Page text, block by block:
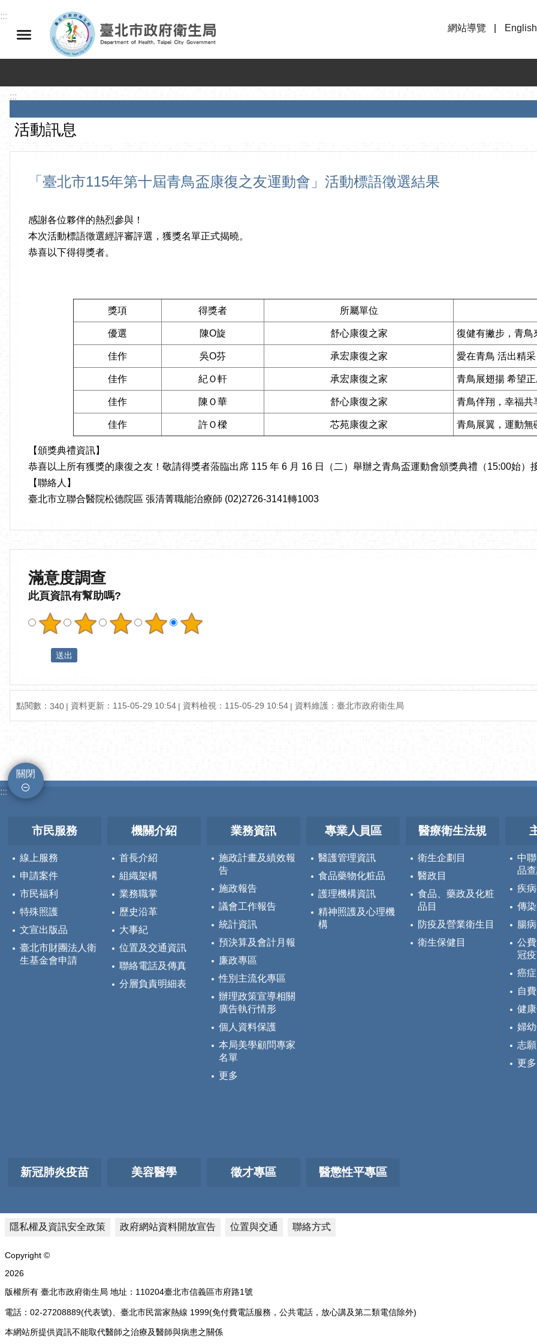
跳到主要內容區塊
:::
網站導覽
English
:::
活動訊息
「臺北市115年第十屆青鳥盃康復之友運動會」活動標語徵選結果
感謝各位夥伴的熱烈參與！
本次活動標語徵選經評審評選，獲獎名單正式揭曉。
恭喜以下得得獎者。
獎項 得獎者 所屬單位
優選 陳O旋 舒心康復之家 復健有撇步，青鳥
佳作 吳O芬 承宏康復之家 愛在青鳥 活出精采
佳作 紀Ｏ軒 承宏康復之家 青鳥展翅揚 希望
佳作 陳Ｏ華 舒心康復之家 青鳥伴翔，幸福
佳作 許Ｏ樑 芯苑康復之家 青鳥展翼，運動無
【頒獎典禮資訊】
恭喜以上所有獲獎的康復之友！敬請得獎者蒞臨出席 115 年 6 月 16 日（二）舉辦之青鳥盃運動會頒獎典禮（15:00始）
【聯絡人】
臺北市立聯合醫院松德院區 張清菁職能治療師 (02)2726-3141轉1003
滿意度調查
此頁資訊有幫助嗎?
點閱數： 340 資料更新：115-05-29 10:54 資料檢視：115-05-29 10:54 資料維護：臺北市政府衛生局
關閉
:::
市民服務
線上服務
申請案件
市民福利
特殊照護
文宣出版品
臺北市財團法人衛
生基金會申請
機關介紹
首長介紹
組織架構
業務職掌
歷史沿革
大事紀
位置及交通資訊
聯絡電話及傳真
分層負責明細表
業務資訊
施政計畫及績效報
告
施政報告
議會工作報告
統計資訊
預決算及會計月報
廉政專區
性別主流化專區
辦理政策宣導相關
廣告執行情形
個人資料保護
本局美學顧問專家
名單
更多
專業人員區
醫護管理資訊
食品藥物化粧品
護理機構資訊
精神照護及心理機
構
醫療衛生法規
衛生企劃目
醫政目
食品、藥政及化粧
品目
防疫及營業衛生目
衛生保健目
中
品
疾
傳
腸
公
冠
癌
自
健
婦
志
更多
新冠肺炎疫苗 美容醫學 徵才專區 醫懲性平專區
隱私權及資訊安全政策 政府網站資料開放宣告 位置與交通 聯絡方式
Copyright ©
2026
版權所有 臺北市政府衛生局 地址：110204臺北市信義區市府路1號
電話：02-27208889(代表號)、臺北市民當家熱線 1999(免付費電話服務，公共電話，放心講及第二類電信除外)
本網站所提供資訊不能取代醫師之治療及醫師與病患之關係